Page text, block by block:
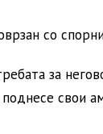
со
за
свои